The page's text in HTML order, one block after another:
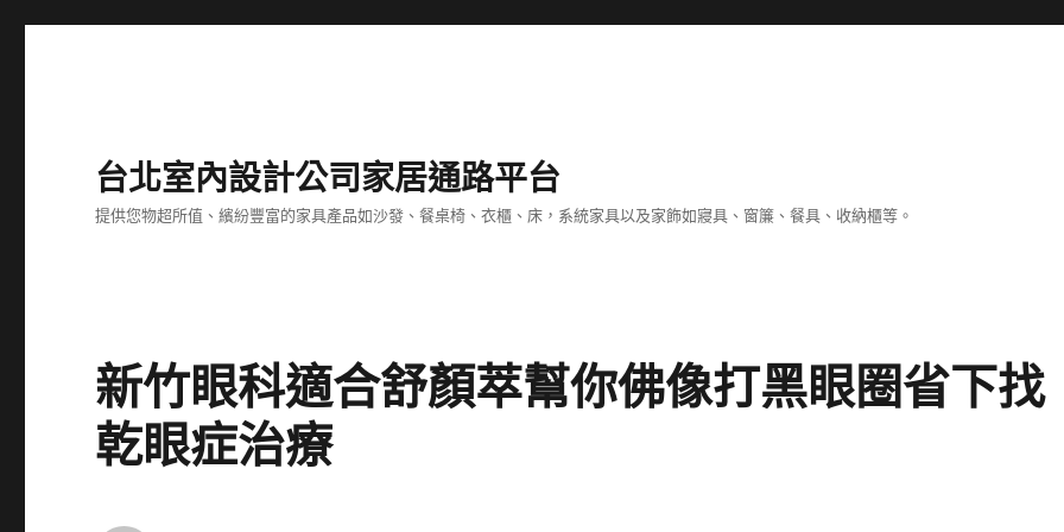
台北室內設計公司家居通路平台
提供您物超所值、繽紛豐富的家具產品如沙發、餐桌椅、衣櫃、床，系統家具以及家飾如寢具、窗簾、餐具、收納櫃等。
新竹眼科適合舒顏萃幫你佛像打黑眼圈省下找
乾眼症治療